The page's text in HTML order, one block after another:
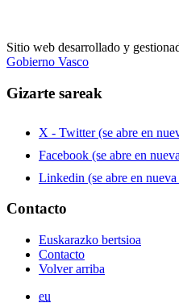
Sitio web desarrollado y
Gobierno Vasco
Gizarte sareak
X - Twitter (se abre en
Facebook (se abre en
Linkedin (se abre en
Contacto
Euskarazko bertsioa
Contacto
Volver arriba
eu